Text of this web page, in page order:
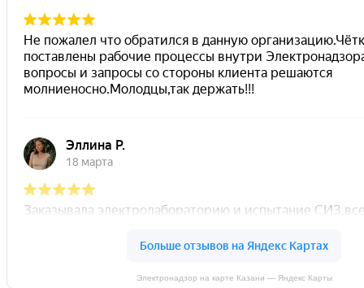
Электронадзор на карте Казани — Яндекс Карты